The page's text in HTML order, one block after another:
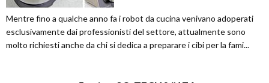
Mentre fino a qualche anno fa i robot da cucina venivano adoperati
esclusivamente dai professionisti del settore, attualmente sono
molto richiesti anche da chi si dedica a preparare i cibi per la fami...